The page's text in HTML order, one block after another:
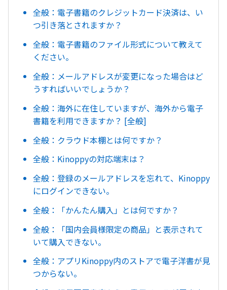
全般：電子書籍のクレジットカード決済は、い
つ引き落とされますか？
全般：電子書籍のファイル形式について教えて
ください。
全般：メールアドレスが変更になった場合はど
うすればいいでしょうか？
全般：海外に在住していますが、海外から電子
書籍を利用できますか？ [全般]
全般：クラウド本棚とは何ですか？
全般：Kinoppyの対応端末は？
全般：登録のメールアドレスを忘れて、Kinoppy
にログインできない。
全般：「かんたん購入」とは何ですか？
全般：「国内会員様限定の商品」と表示されて
いて購入できない。
全般：アプリKinoppy内のストアで電子洋書が見
つからない。